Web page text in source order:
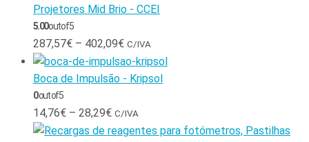
Projetores Mid Brio - CCEI
5.00out of 5
287,57€ – 402,09€ C/IVA
Boca de Impulsão - Kripsol
0out of 5
14,76€ – 28,29€ C/IVA